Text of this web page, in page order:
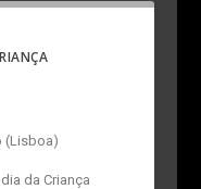
(Lisboa)
da Criança